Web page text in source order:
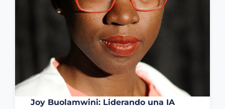
Joy Buolamwini: Liderando una IA